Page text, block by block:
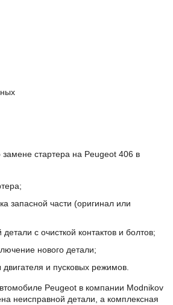
замене стартера на Peugeot 406 в
запасной части (оригинал или
с очисткой контактов и болтов;
нового детали;
и пусковых режимов.
Peugeot в компании Modnikov
неисправной детали, а комплексная